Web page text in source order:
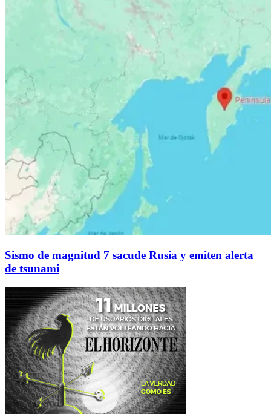
Sismo de magnitud 7 sacude Rusia y emiten alerta
de tsunami